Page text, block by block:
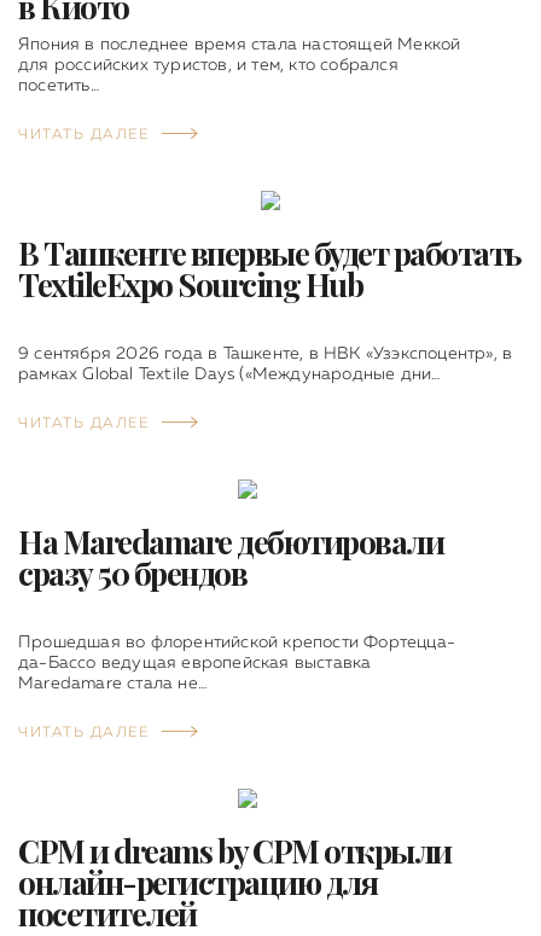
Япония в последнее время стала настоящей Меккой
для российских туристов, и тем, кто собрался
посетить…
ЧИТАТЬ ДАЛЕЕ
В Ташкенте впервые будет работать
TextileExpo Sourcing Hub
9 сентября 2026 года в Ташкенте, в НВК «Узэкспоцентр», в
рамках Global Textile Days («Международные дни…
ЧИТАТЬ ДАЛЕЕ
На Maredamare дебютировали
сразу 50 брендов
Прошедшая во флорентийской крепости Фортецца-
да-Бассо ведущая европейская выставка
Maredamare стала не…
ЧИТАТЬ ДАЛЕЕ
CPM и dreams by CPM открыли
онлайн-регистрацию для
посетителей